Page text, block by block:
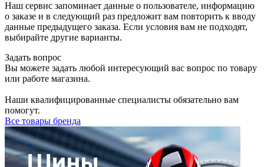
Наш сервис запоминает данные о пользователе, информацию
о заказе и в следующий раз предложит вам повторить к вводу
данные предыдущего заказа. Если условия вам не подходят,
выбирайте другие варианты.
Задать вопрос
Вы можете задать любой интересующий вас вопрос по товару
или работе магазина.
Наши квалифицированные специалисты обязательно вам
помогут.
Все товары бренда